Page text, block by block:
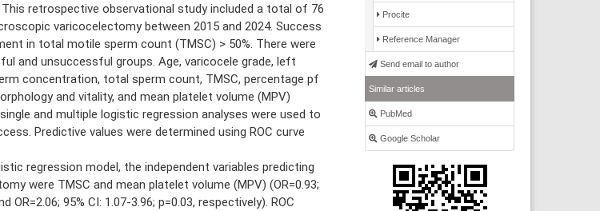
This retrospective observational study included a total of 76
varicocelectomy between 2015 and 2024. Success
in total motile sperm count (TMSC) > 50%. There were
and unsuccessful groups. Age, varicocele grade, left
concentration, total sperm count, TMSC, percentage pf
and vitality, and mean platelet volume (MPV)
and multiple logistic regression analyses were used to
Predictive values were determined using ROC curve
regression model, the independent variables predicting
were TMSC and mean platelet volume (MPV) (OR=0.93;
OR=2.06; 95% CI: 1.07-3.96; p=0.03, respectively). ROC
Procite
Reference Manager
Send email to author
Similar articles
PubMed
Google Scholar